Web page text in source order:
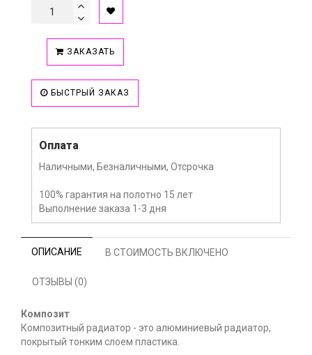
ЗАКАЗАТЬ
БЫСТРЫЙ ЗАКАЗ
Оплата
Наличными, Безналичными, Отсрочка
100% гарантия на полотно 15 лет
Выполнение заказа 1-3 дня
ОПИСАНИЕ В СТОИМОСТЬ ВКЛЮЧЕНО
ОТЗЫВЫ (0)
Композит
Композитный радиатор - это алюминиевый радиатор,
покрытый тонким слоем пластика.